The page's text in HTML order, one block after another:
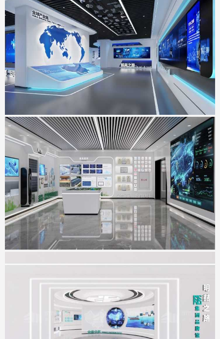
工业互联网&智能制造展示中心
地点：广东省东莞市
科达智慧能源展厅
地点：广东省佛山市
明喆集团展厅
地点：广东省深圳市